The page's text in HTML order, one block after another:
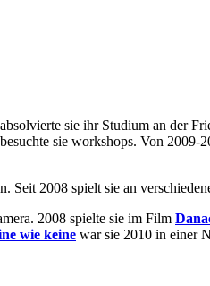
sie ihr Studium an der
sie workshops. Von
Seit 2008 spielt sie an
2008 spielte sie im Film
wie keine war sie 2010 in einer